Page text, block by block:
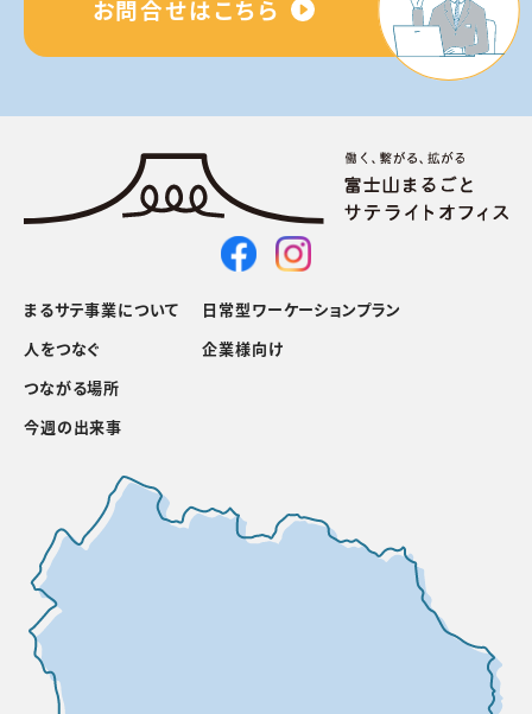
お問合せはこちら
まるサテ事業について
人をつなぐ
つながる場所
日常型ワーケーションプラン
企業様向け
今週の出来事